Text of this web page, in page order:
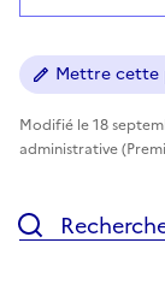
Mettre cette
Modifié le 18
administrative